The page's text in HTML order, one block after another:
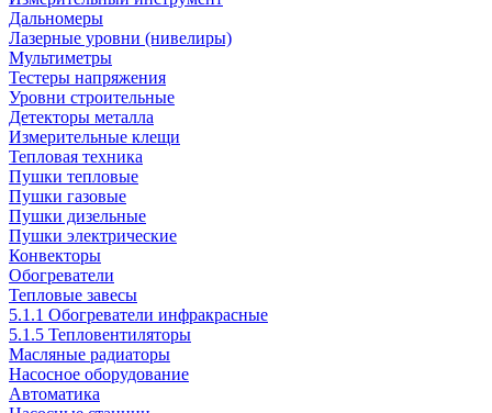
Дальномеры
Лазерные уровни (нивелиры)
Мультиметры
Тестеры напряжения
Уровни строительные
Детекторы металла
Измерительные клещи
Тепловая техника
Пушки тепловые
Пушки газовые
Пушки дизельные
Пушки электрические
Конвекторы
Обогреватели
Тепловые завесы
5.1.1 Обогреватели инфракрасные
5.1.5 Тепловентиляторы
Масляные радиаторы
Насосное оборудование
Автоматика